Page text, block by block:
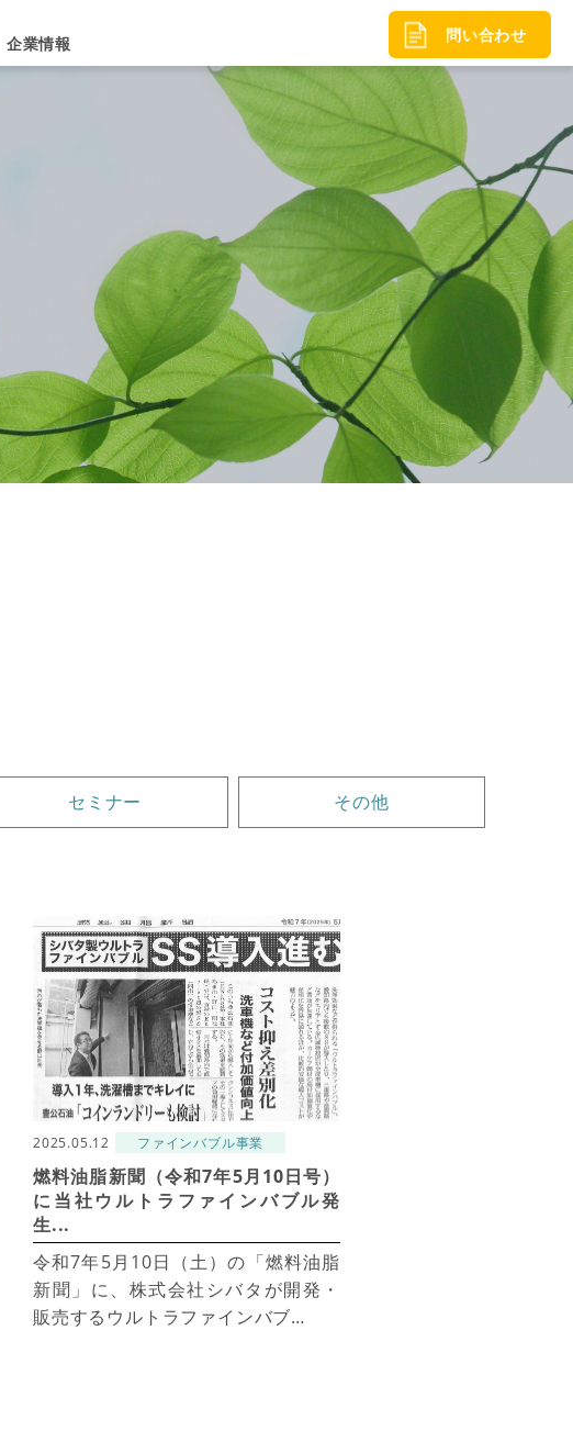
企業情報 問い合わせ
セミナー その他
2025.05.12 ファインバブル事業
燃料油脂新聞（令和7年5月10日号）
に当社ウルトラファインバブル発
生...
令和7年5月10日（土）の「燃料油脂
新聞」に、株式会社シバタが開発・
販売するウルトラファインバブ…